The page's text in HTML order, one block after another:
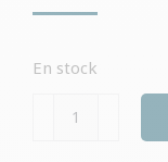
En stock